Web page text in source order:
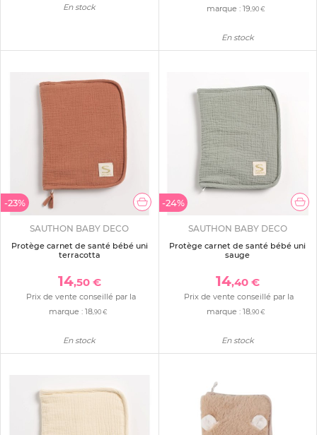
En stock
marque :19,90 €
En stock
-23%
SAUTHON BABY DECO
Protège carnet de santé bébé uni
terracotta
14,50 €
Prix de vente conseillé par la
marque : 18,90 €
En stock
-24%
SAUTHON BABY DECO
Protège carnet de santé bébé uni
sauge
14,40 €
Prix de vente conseillé par la
marque :18,90 €
En stock